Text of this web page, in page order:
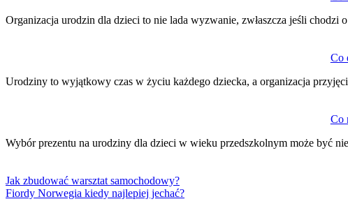
Organizacja urodzin dla dzieci to nie lada wyzwanie, zwłaszcza jeśli chodzi
Co
Urodziny to wyjątkowy czas w życiu każdego dziecka, a organizacja
Co
Wybór prezentu na urodziny dla dzieci w wieku przedszkolnym może być
Jak zbudować warsztat samochodowy?
Fiordy Norwegia kiedy najlepiej jechać?